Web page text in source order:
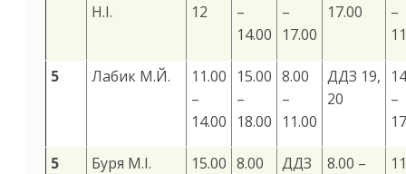
Н.І.
12
–
14.00
–
17.00
17.00
–
5 Лабик М.Й.
11.00
–
14.00
15.00
–
18.00
8.00
–
11.00
ДДЗ 19,
20
–
5 Буря М.І.
15.00 8.00
ДДЗ
8.00 –